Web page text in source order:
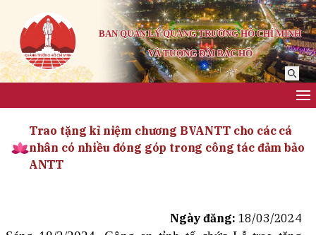
BAN QUẢN LÝ QUẢNG TRƯỜNG HỒ CHÍ MINH
VÀ TƯỢNG ĐÀI BÁC HỒ
Trao tặng kỉ niệm chương BVANTT cho các cá
nhân có nhiều đóng góp trong công tác đảm bảo
ANTT
Ngày đăng: 18/03/2024